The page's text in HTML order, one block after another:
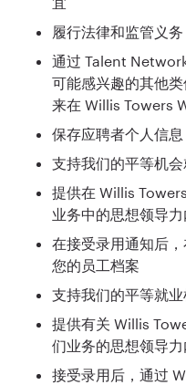
履行法律和监管义务
通过 Talent
可能感兴趣的其他
来在 Willis Towers
保存应聘者个人信
支持我们的平等机
提供在 Willis
业务中的思想领导力
在接受录用通知后
您的员工档案
支持我们的平等就
提供有关 Willis
们业务的思想领导力
接受录用后，通过